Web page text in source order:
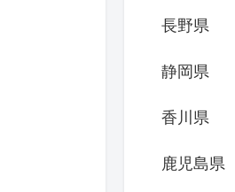
長野県
静岡県
香川県
鹿児島県